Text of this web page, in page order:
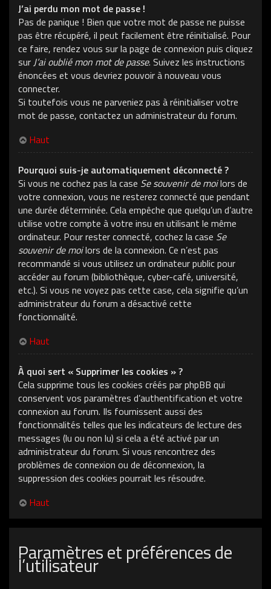
J’ai perdu mon mot de passe !
Pas de panique ! Bien que votre mot de passe ne puisse
pas être récupéré, il peut facilement être réinitialisé. Pour
ce faire, rendez vous sur la page de connexion puis cliquez
sur J’ai oublié mon mot de passe. Suivez les instructions
énoncées et vous devriez pouvoir à nouveau vous
connecter.
Si toutefois vous ne parveniez pas à réinitialiser votre
mot de passe, contactez un administrateur du forum.
Haut
Pourquoi suis-je automatiquement déconnecté ?
Si vous ne cochez pas la case Se souvenir de moilors de
votre connexion, vous ne resterez connecté que pendant
une durée déterminée. Cela empêche que quelqu’un d’autre
utilise votre compte à votre insu en utilisant le même
ordinateur. Pour rester connecté, cochez la case Se
souvenir de moilors de la connexion. Ce n’est pas
recommandé si vous utilisez un ordinateur public pour
accéder au forum (bibliothèque, cyber-café, université,
etc.). Si vous ne voyez pas cette case, cela signifie qu’un
administrateur du forum a désactivé cette
fonctionnalité.
Haut
À quoi sert « Supprimer les cookies » ?
Cela supprime tous les cookies créés par phpBB qui
conservent vos paramètres d’authentification et votre
connexion au forum. Ils fournissent aussi des
fonctionnalités telles que les indicateurs de lecture des
messages (lu ou non lu) si cela a été activé par un
administrateur du forum. Si vous rencontrez des
problèmes de connexion ou de déconnexion, la
suppression des cookies pourrait les résoudre.
Haut
Paramètres et préférences de
l’utilisateur